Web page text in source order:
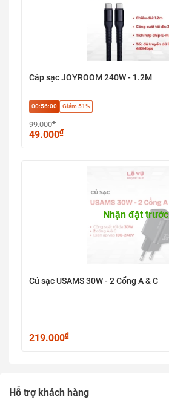
Cáp sạc JOYROOM 240W - 1.2M
00:56:00 Giảm 51%
99.000₫
49.000₫
Nhận đặt trước
Củ sạc USAMS 30W - 2 Cổng A & C
219.000₫
Hỗ trợ khách hàng